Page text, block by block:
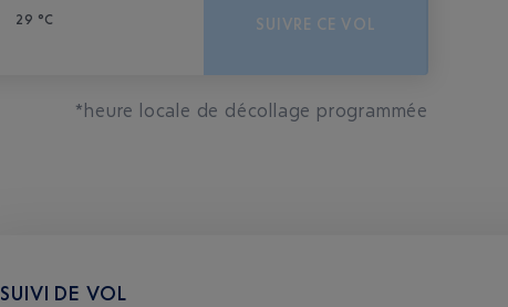
29 °C SUIVRE CE VOL
*heure locale de décollage programmée
SUIVI DE VOL